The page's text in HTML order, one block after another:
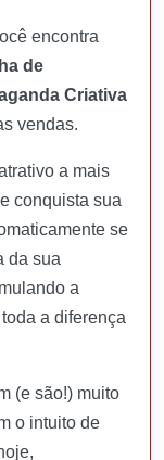
encontra
de
Criativa
vendas.
a mais
conquista sua
se
da sua
a
a diferença
(e são!) muito
o intuito de